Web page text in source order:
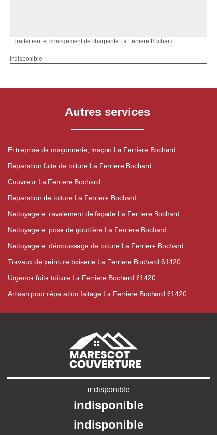
Traitement et changement de charpente La Ferriere Bochard
indisponible
Autres services
Entreprise de maçonnerie, maçon La Ferriere Bochard
Réparation fuite de toiture La Ferriere Bochard
Couvreur La Ferriere Bochard
Réparation de toiture La Ferriere Bochard
Nettoyage et ravalement de façade La Ferriere Bochard
Nettoyage et pose de gouttière La Ferriere Bochard
Nettoyage et démoussage de toiture La Ferriere Bochard
Travaux de peinture boiserie La Ferriere Bochard 61420
Urgence fuite toiture La Ferriere Bochard 61420
Artisan pour réparation faitage La Ferriere Bochard 61420
indisponible
indisponible
indisponible